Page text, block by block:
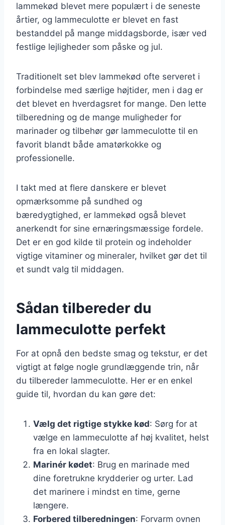
lammekød blevet mere populært i de seneste
årtier, og lammeculotte er blevet en fast
bestanddel på mange middagsborde, især ved
festlige lejligheder som påske og jul.
Traditionelt set blev lammekød ofte serveret i
forbindelse med særlige højtider, men i dag er
det blevet en hverdagsret for mange. Den lette
tilberedning og de mange muligheder for
marinader og tilbehør gør lammeculotte til en
favorit blandt både amatørkokke og
professionelle.
I takt med at flere danskere er blevet
opmærksomme på sundhed og
bæredygtighed, er lammekød også blevet
anerkendt for sine ernæringsmæssige fordele.
Det er en god kilde til protein og indeholder
vigtige vitaminer og mineraler, hvilket gør det til
et sundt valg til middagen.
Sådan tilbereder du
lammeculotte perfekt
For at opnå den bedste smag og tekstur, er det
vigtigt at følge nogle grundlæggende trin, når
du tilbereder lammeculotte. Her er en enkel
guide til, hvordan du kan gøre det:
Vælg det rigtige stykke kød: Sørg for at
vælge en lammeculotte af høj kvalitet, helst
fra en lokal slagter.
Marinér kødet: Brug en marinade med
dine foretrukne krydderier og urter. Lad
det marinere i mindst en time, gerne
længere.
Forbered tilberedningen: Forvarm ovnen